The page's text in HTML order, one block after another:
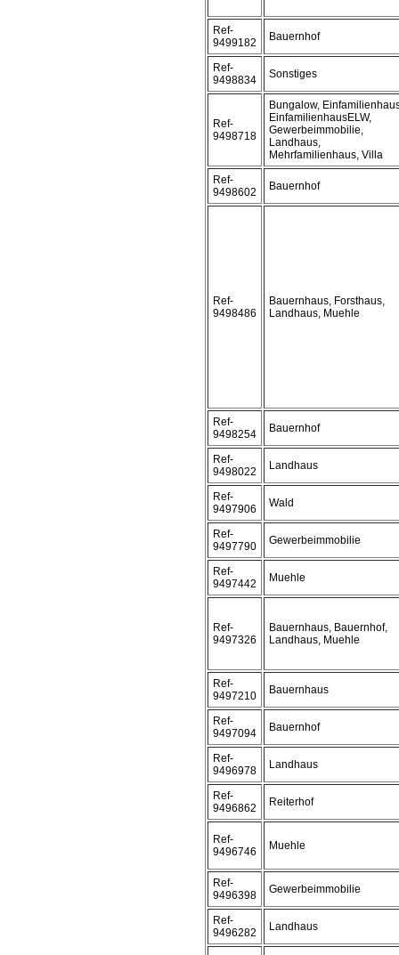
Ref-
9499182
Bauernhof
Ref-
9498834
Sonstiges
Ref-
9498718
Bungalow,
EinfamilienhausELW,
Gewerbeimmobilie,
Landhaus,
Mehrfamilienhaus, Villa
Ref-
9498602
Bauernhof
Ref-
9498486
Bauernhaus, Forsthaus,
Landhaus, Muehle
Ref-
9498254
Bauernhof
Ref-
9498022
Landhaus
Ref-
9497906
Wald
Ref-
9497790
Gewerbeimmobilie
Ref-
9497442
Muehle
Ref-
9497326
Bauernhaus, Bauernhof,
Landhaus, Muehle
Ref-
9497210
Bauernhaus
Ref-
9497094
Bauernhof
Ref-
9496978
Landhaus
Ref-
9496862
Reiterhof
Ref-
9496746
Muehle
Ref-
9496398
Gewerbeimmobilie
Ref-
9496282
Landhaus